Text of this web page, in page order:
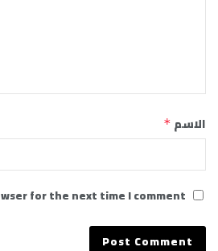
الاسم *
for the next time I comment.